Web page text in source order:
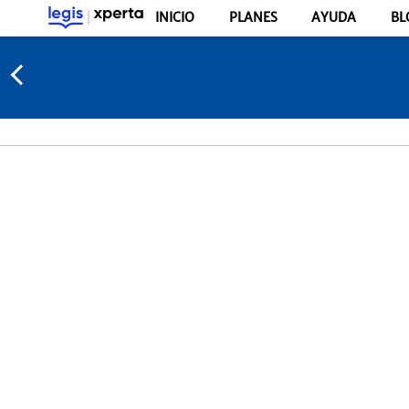
INICIO PLANES AYUDA